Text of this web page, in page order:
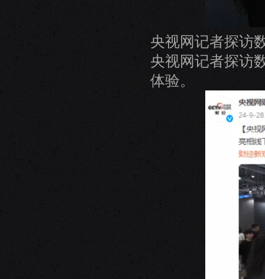
央视网记者探访
央视网记者探访
体验。